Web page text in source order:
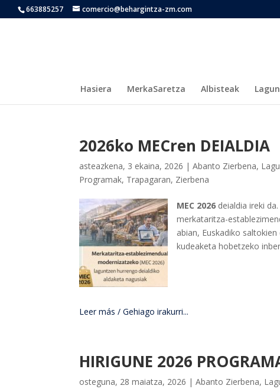
663885257 comercio@behargintza-zm.com
Hasiera MerkaSaretza Albisteak
2026ko MECren DEIALDIA
asteazkena, 3 ekaina, 2026 |Abanto Zierbena,
Programak, Trapagaran, Zierbena
MEC 2026 deialdia ireki
merkataritza-
abian, Euskadiko
kudeaketa hobetzeko
Leer más / Gehiago irakurri...
HIRIGUNE 2026
osteguna, 28 maiatza, 2026 |Abanto Zierbena,